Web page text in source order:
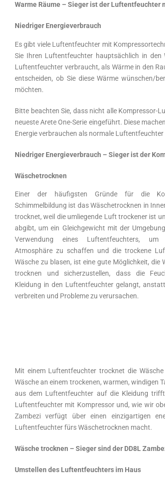
Warme Räume – Sieger ist der Luftentfeuchter
Niedriger Energieverbrauch
Es gibt viele Luftentfeuchter mit
Sie Ihren Luftentfeuchter hauptsächlich in den
Luftentfeuchter verbraucht, als Wärme in den
entscheiden, ob Sie diese Wärme wünschen/
möchten.
Bitte beachten Sie, dass nicht alle Kompressor-
neueste Arete One-Serie eingeführt. Diese
Energie verbrauchen als normale
Niedriger Energieverbrauch – Sieger ist der
Wäschetrocknen
Einer der häufigsten Gründe für die
Schimmelbildung ist das Wäschetrocknen in
trocknet, weil die umliegende Luft trockener ist
abgibt, um ein Gleichgewicht mit der
Verwendung eines Luftentfeuchters, um
Atmosphäre zu schaffen und die trockene
Wäsche zu blasen, ist eine gute Möglichkeit, die
trocknen und sicherzustellen, dass die
Kleidung in den Luftentfeuchter gelangt,
verbreiten und Probleme zu verursachen.
Mit einem Luftentfeuchter trocknet die
Wäsche an einem trockenen, warmen, windigen
aus dem Luftentfeuchter auf die Kleidung
Luftentfeuchter mit Kompressor und, wie wir
Zambezi verfügt über einen einzigartigen
Luftentfeuchter fürs Wäschetrocknen macht.
Wäsche trocknen – Sieger sind der DD8L
Umstellen des Luftentfeuchters im Haus